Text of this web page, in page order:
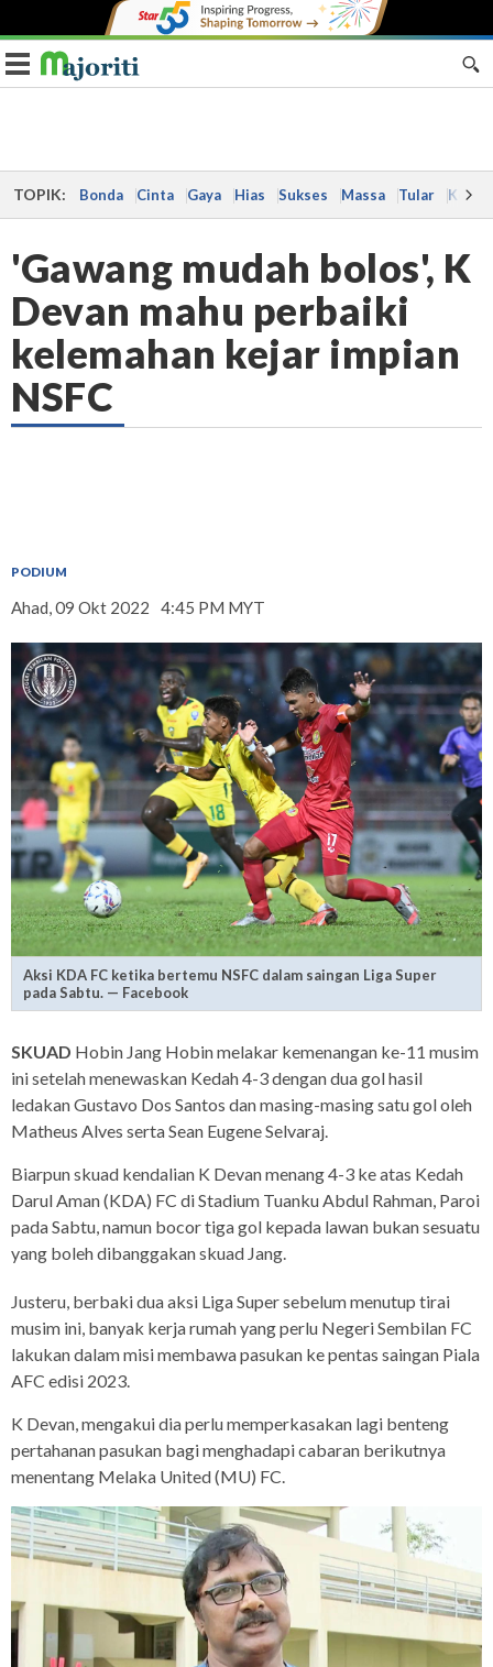
Toggle navigation
TOPIK: Bonda Cinta Gaya Hias Sukses Massa Tular Kes
'Gawang mudah bolos', K
Devan mahu perbaiki
kelemahan kejar impian
NSFC
PODIUM
Ahad, 09 Okt 2022 4:45 PM MYT
Aksi KDA FC ketika bertemu NSFC dalam saingan Liga Super
pada Sabtu. — Facebook
SKUAD Hobin Jang Hobin melakar kemenangan ke-11 musim
ini setelah menewaskan Kedah 4-3 dengan dua gol hasil
ledakan Gustavo Dos Santos dan masing-masing satu gol oleh
Matheus Alves serta Sean Eugene Selvaraj.
Biarpun skuad kendalian K Devan menang 4-3 ke atas Kedah
Darul Aman (KDA) FC di Stadium Tuanku Abdul Rahman, Paroi
pada Sabtu, namun bocor tiga gol kepada lawan bukan sesuatu
yang boleh dibanggakan skuad Jang.
Justeru, berbaki dua aksi Liga Super sebelum menutup tirai
musim ini, banyak kerja rumah yang perlu Negeri Sembilan FC
lakukan dalam misi membawa pasukan ke pentas saingan Piala
AFC edisi 2023.
K Devan, mengakui dia perlu memperkasakan lagi benteng
pertahanan pasukan bagi menghadapi cabaran berikutnya
menentang Melaka United (MU) FC.